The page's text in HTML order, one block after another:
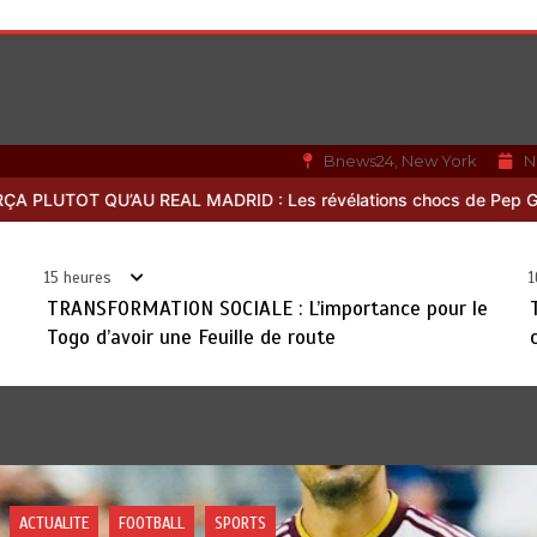
Bnews24, New York
révélations chocs de Pep Guardiola… TRANSFORMATION
15 heures
TRANSFORMATION SOCIALE : L’importance pour le
Togo d’avoir une Feuille de route
FOOTBALL SPORTS